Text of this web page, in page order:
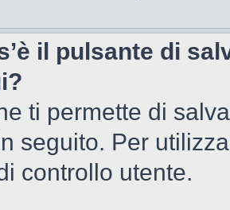
il pulsante di
ti permette di
seguito. Per
controllo utente.